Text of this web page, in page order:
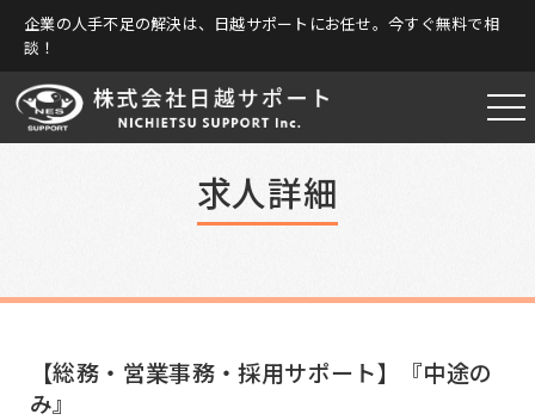
企業の人手不足の解決は、日越サポートにお任せ。今すぐ無料で相
談！
求人詳細
【総務・営業事務・採用サポート】『中途の
み』